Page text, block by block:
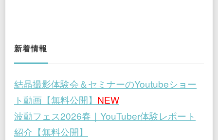
新着情報
結晶撮影体験会＆セミナーのYoutubeショー
ト動画【無料公開】 NEW
波動フェス2026春｜YouTuber体験レポート
紹介【無料公開】